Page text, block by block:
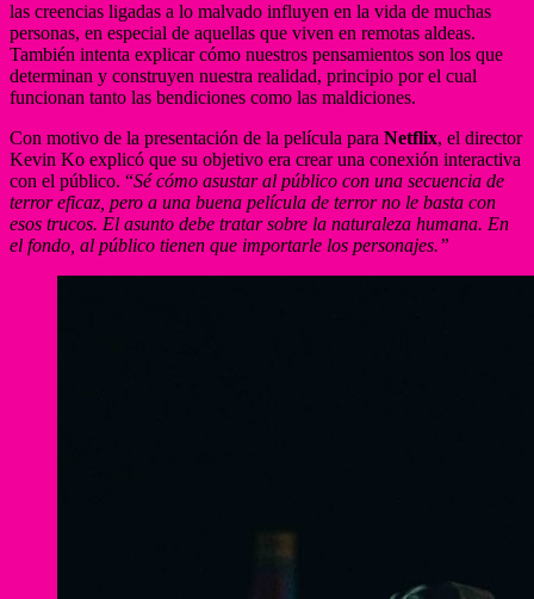
las creencias ligadas a lo malvado influyen en la vida de muchas
personas, en especial de aquellas que viven en remotas aldeas.
También intenta explicar cómo nuestros pensamientos son los que
determinan y construyen nuestra realidad, principio por el cual
funcionan tanto las bendiciones como las maldiciones.
Con motivo de la presentación de la película para Netflix, el director
Kevin Ko explicó que su objetivo era crear una conexión interactiva
con el público. “Sé cómo asustar al público con una secuencia de
terror eficaz, pero a una buena película de terror no le basta con
esos trucos. El asunto debe tratar sobre la naturaleza humana. En
el fondo, al público tienen que importarle los personajes.”